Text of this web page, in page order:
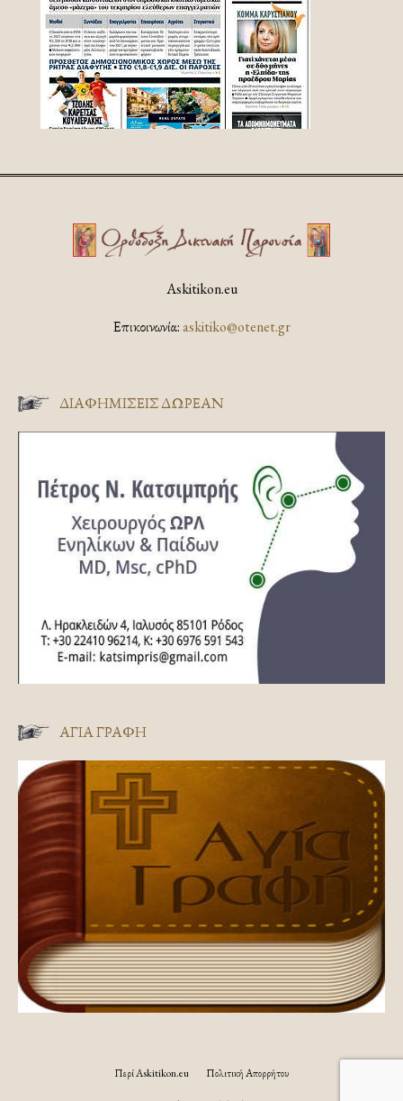
Askitikon.eu
Επικοινωνία:askitiko@otenet.gr
ΔΙΑΦΗΜΊΣΕΙΣ ΔΩΡΕΆΝ
ΑΓΊΑ ΓΡΑΦΉ
Περί Askitikon.eu Πολιτική Απορρήτου